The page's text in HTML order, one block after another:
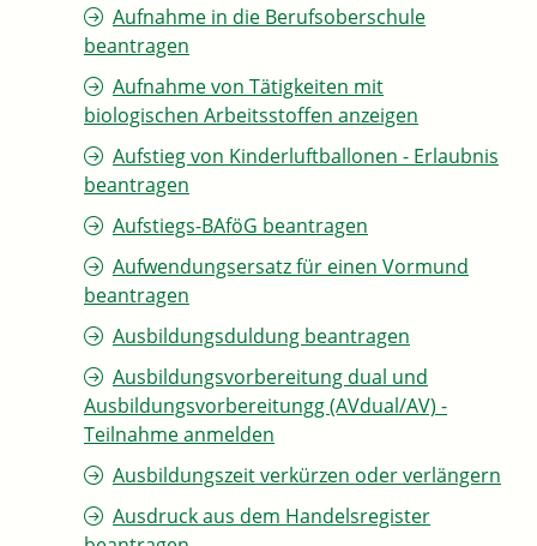
Aufnahme in die Berufsoberschule
beantragen
Aufnahme von Tätigkeiten mit
biologischen Arbeitsstoffen anzeigen
Aufstieg von Kinderluftballonen - Erlaubnis
beantragen
Aufstiegs-BAföG beantragen
Aufwendungsersatz für einen Vormund
beantragen
Ausbildungsduldung beantragen
Ausbildungsvorbereitung dual und
Ausbildungsvorbereitungg (AVdual/AV) -
Teilnahme anmelden
Ausbildungszeit verkürzen oder verlängern
Ausdruck aus dem Handelsregister